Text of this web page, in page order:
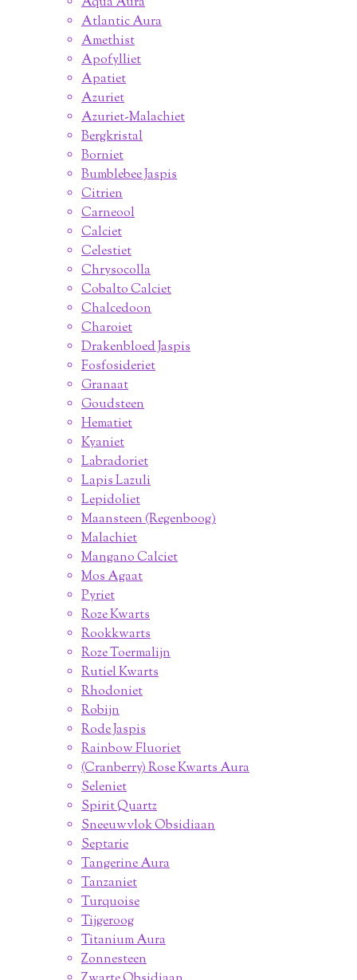
Atlantic Aura
Amethist
Apofylliet
Apatiet
Azuriet
Azuriet-Malachiet
Bergkristal
Borniet
Bumblebee Jaspis
Citrien
Carneool
Calciet
Celestiet
Chrysocolla
Cobalto Calciet
Chalcedoon
Charoiet
Drakenbloed Jaspis
Fosfosideriet
Granaat
Goudsteen
Hematiet
Kyaniet
Labradoriet
Lapis Lazuli
Lepidoliet
Maansteen (Regenboog)
Malachiet
Mangano Calciet
Mos Agaat
Pyriet
Roze Kwarts
Rookkwarts
Roze Toermalijn
Rutiel Kwarts
Rhodoniet
Robijn
Rode Jaspis
Rainbow Fluoriet
(Cranberry) Rose Kwarts Aura
Seleniet
Spirit Quartz
Sneeuwvlok Obsidiaan
Septarie
Tangerine Aura
Tanzaniet
Turquoise
Tijgeroog
Titanium Aura
Zonnesteen